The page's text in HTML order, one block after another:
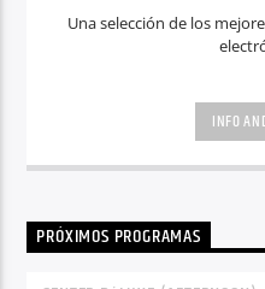
Una selección de los
INFO
PRÓXIMOS PROGRAMAS